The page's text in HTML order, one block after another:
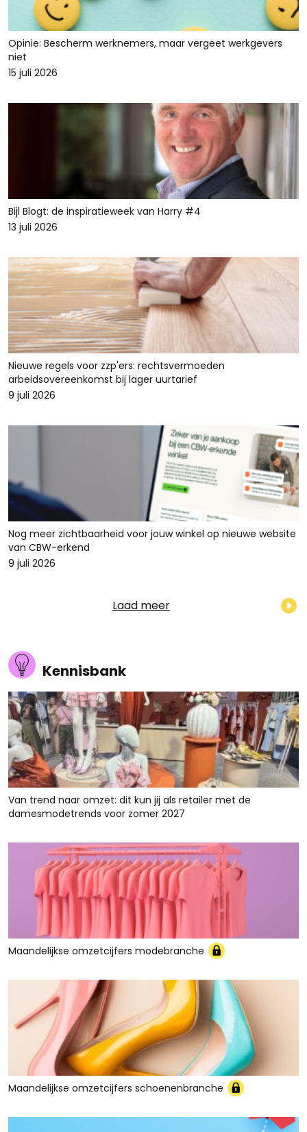
Opinie: Bescherm werknemers, maar vergeet werkgevers
niet
15 juli 2026
Bijl Blogt: de inspiratieweek van Harry #4
13 juli 2026
Nieuwe regels voor zzp'ers: rechtsvermoeden
arbeidsovereenkomst bij lager uurtarief
9 juli 2026
Nog meer zichtbaarheid voor jouw winkel op nieuwe website
van CBW-erkend
9 juli 2026
Laad meer
Kennisbank
Van trend naar omzet: dit kun jij als retailer met de
damesmodetrends voor zomer 2027
Maandelijkse omzetcijfers modebranche
Maandelijkse omzetcijfers schoenenbranche